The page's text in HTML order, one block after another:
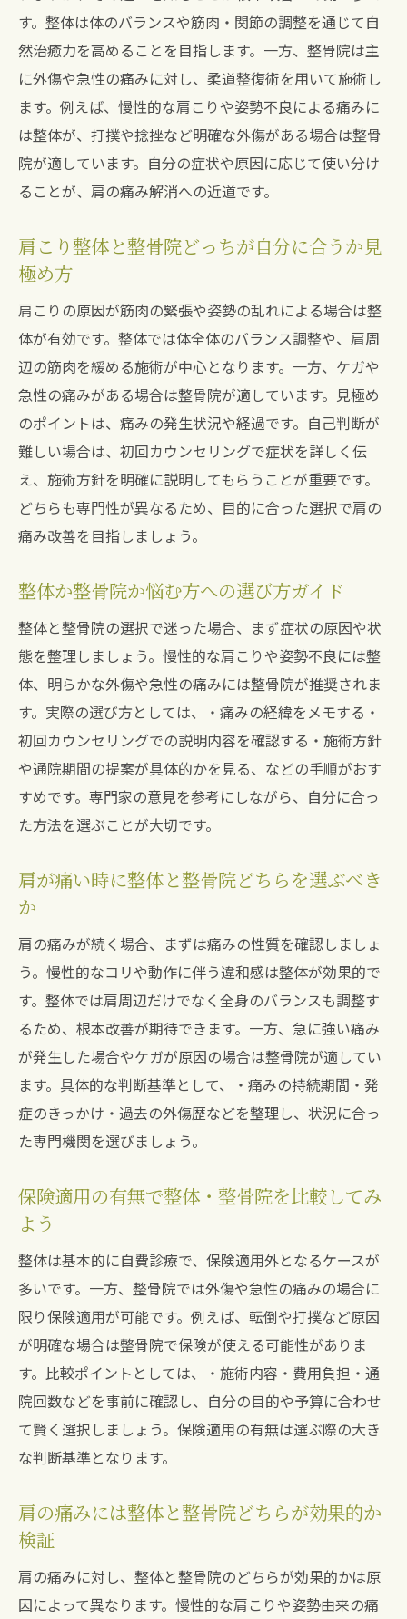
肩の痛み再発予防に整体と併用したい習慣
整体後におすすめのセルフケアルーティン
肩こり整体とセルフケアの相乗効果を高め
よう
す。整体は体のバランスや筋肉・関節の調整を通じて自
然治癒力を高めることを目指します。一方、整骨院は主
に外傷や急性の痛みに対し、柔道整復術を用いて施術し
ます。例えば、慢性的な肩こりや姿勢不良による痛みに
は整体が、打撲や捻挫など明確な外傷がある場合は整骨
院が適しています。自分の症状や原因に応じて使い分け
ることが、肩の痛み解消への近道です。
肩こり整体と整骨院どっちが自分に合うか見
極め方
肩こりの原因が筋肉の緊張や姿勢の乱れによる場合は整
体が有効です。整体では体全体のバランス調整や、肩周
辺の筋肉を緩める施術が中心となります。一方、ケガや
急性の痛みがある場合は整骨院が適しています。見極め
のポイントは、痛みの発生状況や経過です。自己判断が
難しい場合は、初回カウンセリングで症状を詳しく伝
え、施術方針を明確に説明してもらうことが重要です。
どちらも専門性が異なるため、目的に合った選択で肩の
痛み改善を目指しましょう。
整体か整骨院か悩む方への選び方ガイド
整体と整骨院の選択で迷った場合、まず症状の原因や状
態を整理しましょう。慢性的な肩こりや姿勢不良には整
体、明らかな外傷や急性の痛みには整骨院が推奨されま
す。実際の選び方としては、・痛みの経緯をメモする・
初回カウンセリングでの説明内容を確認する・施術方針
や通院期間の提案が具体的かを見る、などの手順がおす
すめです。専門家の意見を参考にしながら、自分に合っ
た方法を選ぶことが大切です。
肩が痛い時に整体と整骨院どちらを選ぶべき
か
肩の痛みが続く場合、まずは痛みの性質を確認しましょ
う。慢性的なコリや動作に伴う違和感は整体が効果的で
す。整体では肩周辺だけでなく全身のバランスも調整す
るため、根本改善が期待できます。一方、急に強い痛み
が発生した場合やケガが原因の場合は整骨院が適してい
ます。具体的な判断基準として、・痛みの持続期間・発
症のきっかけ・過去の外傷歴などを整理し、状況に合っ
た専門機関を選びましょう。
保険適用の有無で整体・整骨院を比較してみ
よう
整体は基本的に自費診療で、保険適用外となるケースが
多いです。一方、整骨院では外傷や急性の痛みの場合に
限り保険適用が可能です。例えば、転倒や打撲など原因
が明確な場合は整骨院で保険が使える可能性がありま
す。比較ポイントとしては、・施術内容・費用負担・通
院回数などを事前に確認し、自分の目的や予算に合わせ
て賢く選択しましょう。保険適用の有無は選ぶ際の大き
な判断基準となります。
肩の痛みには整体と整骨院どちらが効果的か
検証
肩の痛みに対し、整体と整骨院のどちらが効果的かは原
因によって異なります。慢性的な肩こりや姿勢由来の痛